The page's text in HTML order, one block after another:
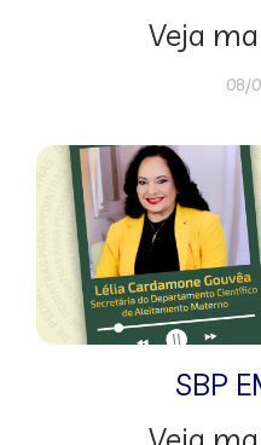
Veja
08/
SBP